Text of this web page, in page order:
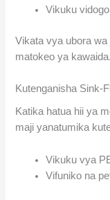
Vikuku
Vikata vya ubora
matokeo ya kawaida.
Kutenganisha Sink-
Katika hatua hii ya
maji yanatumika
Vikuku vya
Vifuniko na